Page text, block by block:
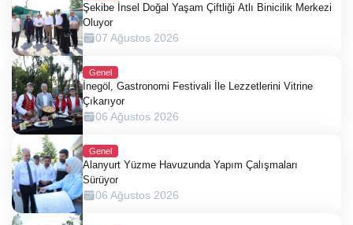
Şekibe İnsel Doğal Yaşam Çiftliği Atlı Binicilik Merkezi
Oluyor
07 Ağustos 2026
Genel
İnegöl, Gastronomi Festivali İle Lezzetlerini Vitrine
Çıkarıyor
06 Ağustos 2026
Genel
Alanyurt Yüzme Havuzunda Yapım Çalışmaları
Sürüyor
06 Ağustos 2026